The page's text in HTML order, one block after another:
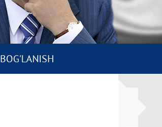
BOG'LANISH